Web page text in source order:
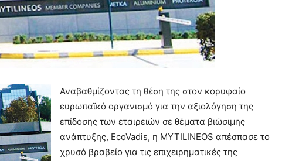
Αναβαθμίζοντας τη θέση της στον κορυφαίο
ευρωπαϊκό οργανισμό για την αξιολόγηση της
επίδοσης των εταιρειών σε θέματα βιώσιμης
ανάπτυξης, EcoVadis, η MYTILINEOS απέσπασε το
χρυσό βραβείο για τις επιχειρηματικές της